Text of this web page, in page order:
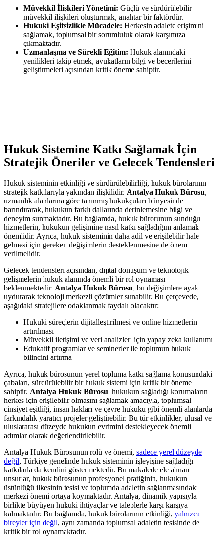
Müvekkil İlişkileri Yönetimi: Güçlü ve sürdürülebilir
müvekkil ilişkileri oluşturmak, anahtar bir faktördür.
Hukuki Eşitsizlikle Mücadele: Herkesin adalete erişimini
sağlamak, toplumsal bir sorumluluk olarak karşımıza
çıkmaktadır.
Uzmanlaşma ve Sürekli Eğitim: Hukuk alanındaki
yenilikleri takip etmek, avukatların bilgi ve becerilerini
geliştirmeleri açısından kritik öneme sahiptir.
Hukuk Sistemine Katkı Sağlamak İçin
Stratejik Öneriler ve Gelecek Tendensleri
Hukuk sisteminin etkinliği ve sürdürülebilirliği, hukuk bürolarının
stratejik katkılarıyla yakından ilişkilidir. Antalya Hukuk Bürosu,
uzmanlık alanlarına göre tanınmış hukukçuları bünyesinde
barındırarak, hukukun farklı dallarında derinlemesine bilgi ve
deneyim sunmaktadır. Bu bağlamda, hukuk bürorunun sunduğu
hizmetlerin, hukukun gelişimine nasıl katkı sağladığını anlamak
önemlidir. Ayrıca, hukuk sisteminin daha adil ve erişilebilir hale
gelmesi için gereken değişimlerin desteklenmesine de önem
verilmelidir.
Gelecek tendensleri açısından, dijital dönüşüm ve teknolojik
gelişmelerin hukuk alanında önemli bir rol oynaması
beklenmektedir. Antalya Hukuk Bürosu, bu değişimlere ayak
uydurarak teknoloji merkezli çözümler sunabilir. Bu çerçevede,
aşağıdaki stratejilere odaklanmak faydalı olacaktır:
Hukuki süreçlerin dijitalleştirilmesi ve online hizmetlerin
artırılması
Müvekkil iletişimi ve veri analizleri için yapay zeka kullanımı
Edukatif programlar ve seminerler ile toplumun hukuk
bilincini artırma
Ayrıca, hukuk bürosunun yerel topluma katkı sağlama konusundaki
çabaları, sürdürülebilir bir hukuk sistemi için kritik bir öneme
sahiptir. Antalya Hukuk Bürosu, hukukun sağladığı korumaların
herkes için erişilebilir olmasını sağlamak amacıyla, toplumsal
cinsiyet eşitliği, insan hakları ve çevre hukuku gibi önemli alanlarda
farkındalık yaratıcı projeler geliştirebilir. Bu tür etkinlikler, ulusal ve
uluslararası düzeyde hukukun evrimini destekleyecek önemli
adımlar olarak değerlendirilebilir.
Antalya Hukuk Bürosunun rolü ve önemi, sadece yerel düzeyde
değil, Türkiye genelinde hukuk sisteminin işleyişine sağladığı
katkılarla da kendini göstermektedir. Bu makalede ele alınan
unsurlar, hukuk bürosunun profesyonel pratiğinin, hukukun
üstünlüğü ilkesinin tesisi ve toplumda adaletin sağlanmasındaki
merkezi önemi ortaya koymaktadır. Antalya, dinamik yapısıyla
birlikte büyüyen hukuki ihtiyaçlar ve taleplerle karşı karşıya
kalmaktadır. Bu bağlamda, hukuk bürolarının etkinliği, yalnızca
bireyler için değil, aynı zamanda toplumsal adaletin tesisinde de
kritik bir rol oynamaktadır.